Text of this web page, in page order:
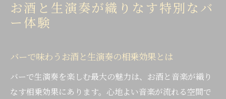
お酒と生演奏が織りなす特別なバ
ー体験
バーで味わうお酒と生演奏の相乗効果とは
バーで生演奏を楽しむ最大の魅力は、お酒と音楽が織り
なす相乗効果にあります。心地よい音楽が流れる空間で